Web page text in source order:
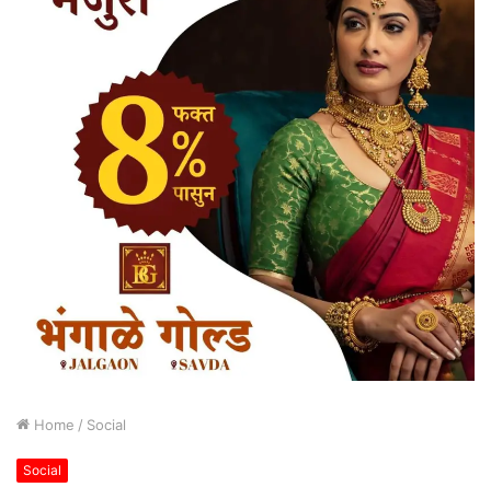
Home / Social
Social